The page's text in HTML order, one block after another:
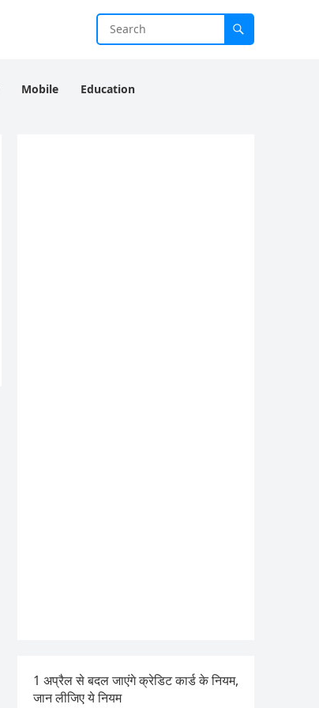
Mobile Education
1 अप्रैल से बदल जाएंगे क्रेडिट कार्ड के नियम,
जान लीजिए ये नियम